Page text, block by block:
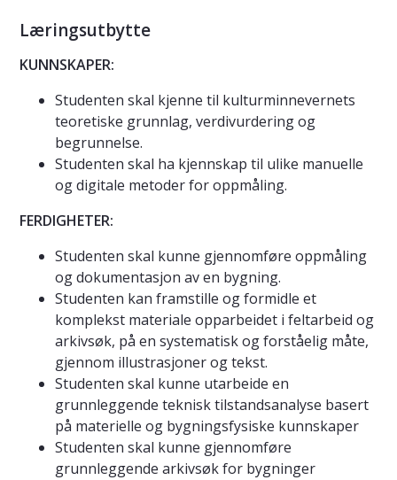
Læringsutbytte
KUNNSKAPER:
Studenten skal kjenne til kulturminnevernets
teoretiske grunnlag, verdivurdering og
begrunnelse.
Studenten skal ha kjennskap til ulike manuelle
og digitale metoder for oppmåling.
FERDIGHETER:
Studenten skal kunne gjennomføre oppmåling
og dokumentasjon av en bygning.
Studenten kan framstille og formidle et
komplekst materiale opparbeidet i feltarbeid og
arkivsøk, på en systematisk og forståelig måte,
gjennom illustrasjoner og tekst.
Studenten skal kunne utarbeide en
grunnleggende teknisk tilstandsanalyse basert
på materielle og bygningsfysiske kunnskaper
Studenten skal kunne gjennomføre
grunnleggende arkivsøk for bygninger